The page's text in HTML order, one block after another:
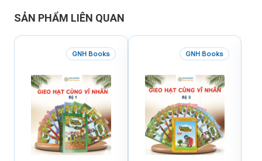
SẢN PHẨM LIÊN QUAN
GNH Books GNH Books